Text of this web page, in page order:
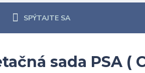
SPÝTAJTE SA
sada PSA (